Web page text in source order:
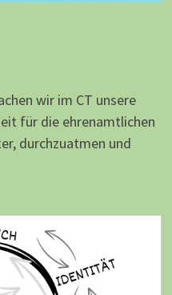
wir im CT unsere
für die ehrenamtlichen
durchzuatmen und